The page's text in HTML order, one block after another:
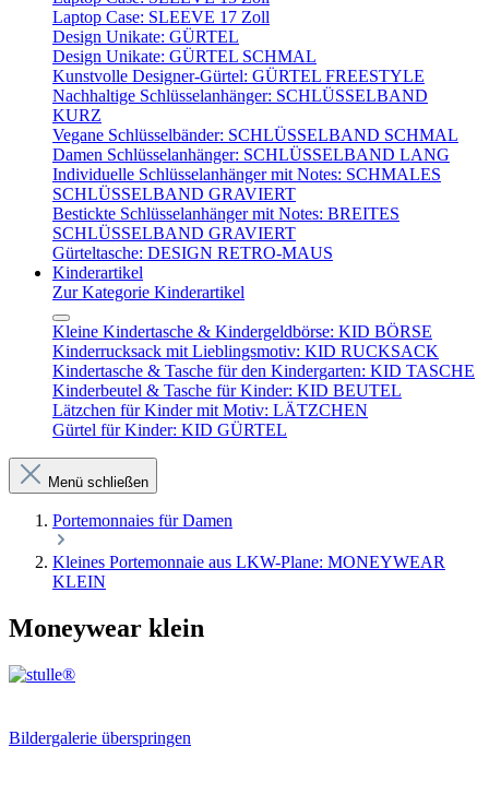
Laptop Case: SLEEVE 17 Zoll
Design Unikate: GÜRTEL
Design Unikate: GÜRTEL SCHMAL
Kunstvolle Designer-Gürtel: GÜRTEL FREESTYLE
Nachhaltige Schlüsselanhänger: SCHLÜSSELBAND
KURZ
Vegane Schlüsselbänder: SCHLÜSSELBAND SCHMAL
Damen Schlüsselanhänger: SCHLÜSSELBAND LANG
Individuelle Schlüsselanhänger mit Notes: SCHMALES
SCHLÜSSELBAND GRAVIERT
Bestickte Schlüsselanhänger mit Notes: BREITES
SCHLÜSSELBAND GRAVIERT
Gürteltasche: DESIGN RETRO-MAUS
Kinderartikel
Zur Kategorie Kinderartikel
Kleine Kindertasche & Kindergeldbörse: KID BÖRSE
Kinderrucksack mit Lieblingsmotiv: KID RUCKSACK
Kindertasche & Tasche für den Kindergarten: KID TASCHE
Kinderbeutel & Tasche für Kinder: KID BEUTEL
Lätzchen für Kinder mit Motiv: LÄTZCHEN
Gürtel für Kinder: KID GÜRTEL
Menü schließen
Portemonnaies für Damen
Kleines Portemonnaie aus LKW-Plane: MONEYWEAR
KLEIN
Moneywear klein
Bildergalerie überspringen